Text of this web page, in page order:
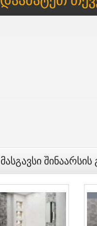
Მასგავსი Შინაარსის